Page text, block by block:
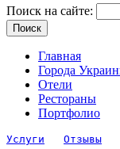
Поиск на сайте:
Главная
Города
Отели
Рестораны
Портфолио
Услуги Отзывы